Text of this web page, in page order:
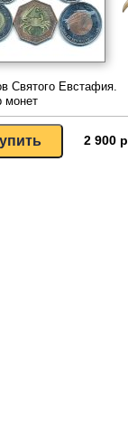
Святого Евстафия.
монет
2 900